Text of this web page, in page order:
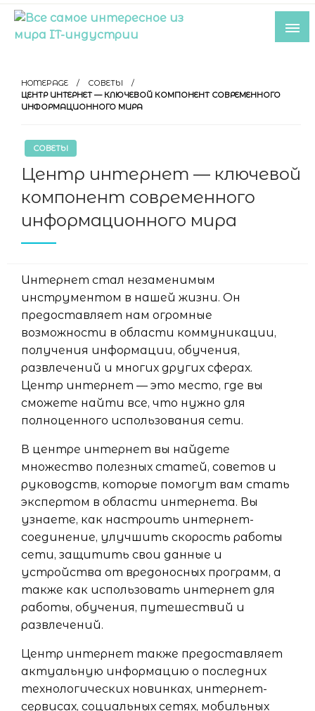
Skip
content
индустрии
HOMEPAGE
СОВЕТЫ
ЦЕНТР ИНТЕРНЕТ — КЛЮЧЕВОЙ КОМПОНЕНТ СОВРЕМЕННОГО
ИНФОРМАЦИОННОГО МИРА
СОВЕТЫ
Центр интернет — ключевой
компонент современного
информационного мира
Интернет стал незаменимым
инструментом в нашей жизни. Он
предоставляет нам огромные
возможности в области коммуникации,
получения информации, обучения,
развлечений и многих других сферах.
Центр интернет — это место, где вы
сможете найти все, что нужно для
полноценного использования сети.
В центре интернет вы найдете
множество полезных статей, советов и
руководств, которые помогут вам стать
экспертом в области интернета. Вы
узнаете, как настроить интернет-
соединение, улучшить скорость работы
сети, защитить свои данные и
устройства от вредоносных программ, а
также как использовать интернет для
работы, обучения, путешествий и
развлечений.
Центр интернет также предоставляет
актуальную информацию о последних
технологических новинках, интернет-
сервисах, социальных сетях, мобильных